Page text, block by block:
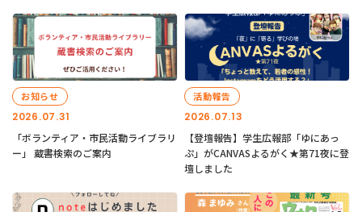
2026.07.31
お知らせ
「ボランティア・市民活動ライブラリ
ー」 蔵書検索のご案内
2026.07.13
活動報告
【登壇報告】学生広報部「ゆにあっ
ぷ」がCANVASよるがく★第71夜に登
壇しました